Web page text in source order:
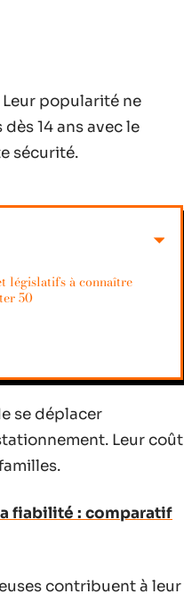
popularité ne
14 ans avec le
sécurité.
législatifs à connaître
50
se déplacer
Leur coût
fiabilité : comparatif
contribuent à leur